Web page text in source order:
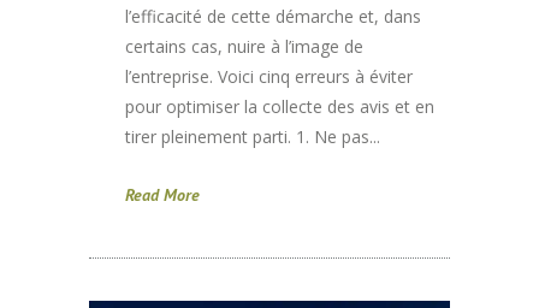
l’efficacité de cette démarche et, dans
certains cas, nuire à l’image de
l’entreprise. Voici cinq erreurs à éviter
pour optimiser la collecte des avis et en
tirer pleinement parti. 1. Ne pas...
Read More